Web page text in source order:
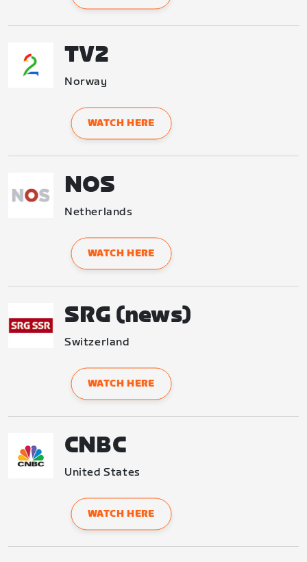
TV2
Norway
WATCH HERE
NOS
Netherlands
WATCH HERE
SRG (news)
Switzerland
WATCH HERE
CNBC
United States
WATCH HERE